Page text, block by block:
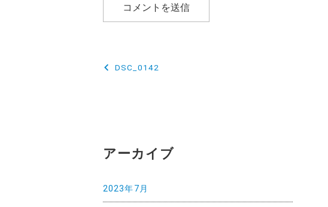
投
ゲ
シ
DSC_0142
アーカイブ
2023年7月